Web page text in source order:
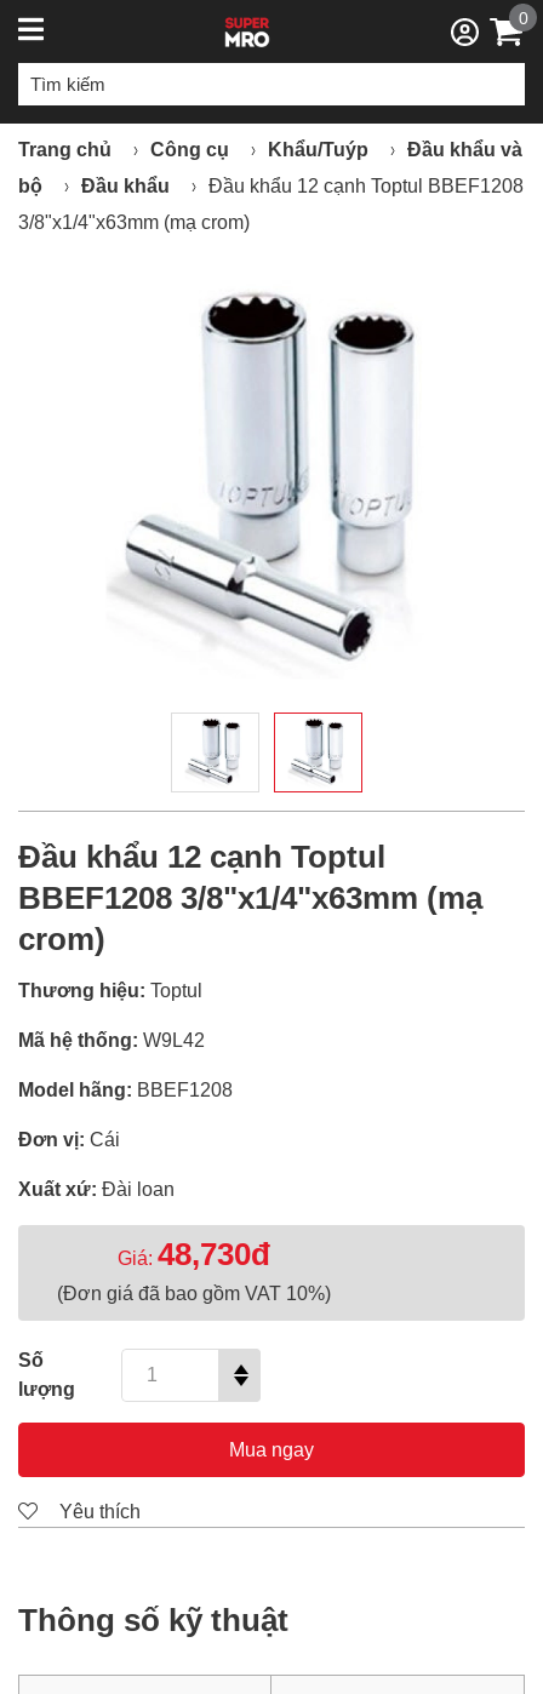
0
Trang chủ Công cụ Khẩu/Tuýp
Đầu khẩu và
bộ
Đầu khẩu
Đầu khẩu 12 cạnh Toptul BBEF1208
3/8"x1/4"x63mm (mạ crom)
Đầu khẩu 12 cạnh Toptul
BBEF1208 3/8"x1/4"x63mm (mạ
crom)
Thương hiệu: Toptul
Mã hệ thống: W9L42
Model hãng: BBEF1208
Đơn vị: Cái
Xuất xứ: Đài loan
Giá: 48,730đ
(Đơn giá đã bao gồm VAT 10%)
Số
lượng
Mua ngay
Yêu thích
Thông số kỹ thuật